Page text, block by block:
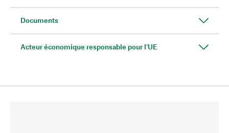
Documents
Acteur économique responsable pour l'UE